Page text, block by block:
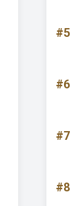
#5
#6
#7
#8